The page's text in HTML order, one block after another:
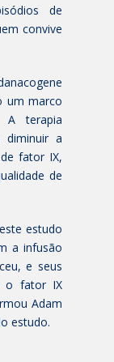
de
convive
um marco
A terapia
diminuir a
fator IX,
de
estudo
a infusão
e seus
o fator IX
Adam
estudo.